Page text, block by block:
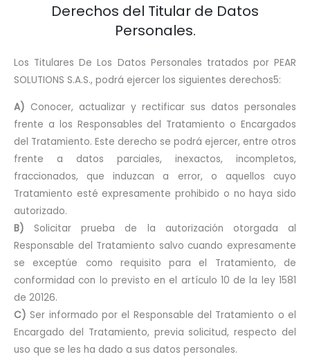
Derechos del Titular de Datos
Personales.
Los Titulares De Los Datos Personales tratados por PEAR
SOLUTIONS S.A.S., podrá ejercer los siguientes derechos5:
A) Conocer, actualizar y rectificar sus datos personales
frente a los Responsables del Tratamiento o Encargados
del Tratamiento. Este derecho se podrá ejercer, entre otros
frente a datos parciales, inexactos, incompletos,
fraccionados, que induzcan a error, o aquellos cuyo
Tratamiento esté expresamente prohibido o no haya sido
autorizado.
B) Solicitar prueba de la autorización otorgada al
Responsable del Tratamiento salvo cuando expresamente
se exceptúe como requisito para el Tratamiento, de
conformidad con lo previsto en el artículo 10 de la ley 1581
de 20126.
C) Ser informado por el Responsable del Tratamiento o el
Encargado del Tratamiento, previa solicitud, respecto del
uso que se les ha dado a sus datos personales.